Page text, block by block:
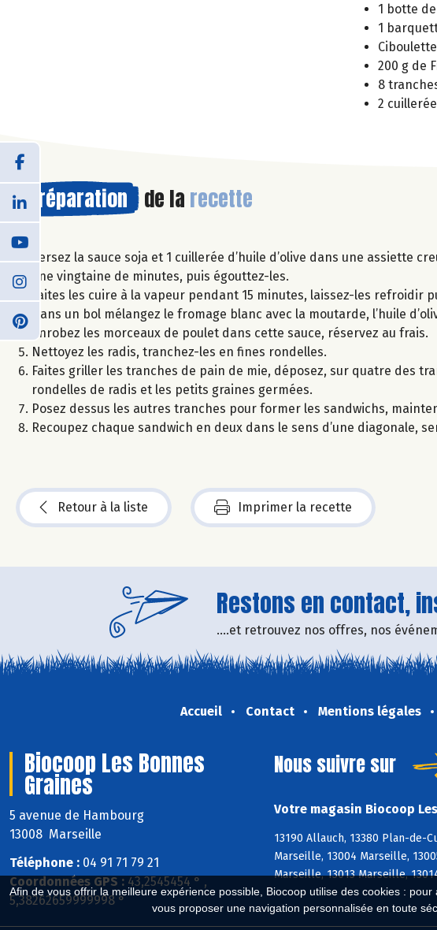
Afin de vous offrir la meilleure expérience possible, Biocoop utilise des cookies :
vous proposer une navigation personnalisée en toute
1 botte
1
Ciboulette
200 g de
8
2
Préparation de la recette
Versez la sauce soja et 1 cuillerée d’huile d’olive dans une
une vingtaine de minutes, puis égouttez-les.
Faites les cuire à la vapeur pendant 15 minutes, laissez-les refroidir
Dans un bol mélangez le fromage blanc avec la moutarde, l’huile
Enrobez les morceaux de poulet dans cette sauce, réservez au frais.
Nettoyez les radis, tranchez-les en fines rondelles.
Faites griller les tranches de pain de mie, déposez, sur quatre des
rondelles de radis et les petits graines germées.
Posez dessus les autres tranches pour former les sandwichs,
Recoupez chaque sandwich en deux dans le sens d’une diagonale,
Retour à la liste Imprimer la recette
Restons en contact,
....et retrouvez nos offres, nos
Accueil Contact Mentions légales
Biocoop Les Bonnes
Graines
5 avenue de Hambourg
13008 Marseille
Téléphone : 04 91 71 79 21
Coordonnées GPS : 43,2545454 ° ,
5,38262659999998 °
Nous suivre sur
Votre magasin Biocoop
13190 Allauch, 13380 Plan-de-
Marseille, 13004 Marseille,
Marseille, 13013 Marseille,